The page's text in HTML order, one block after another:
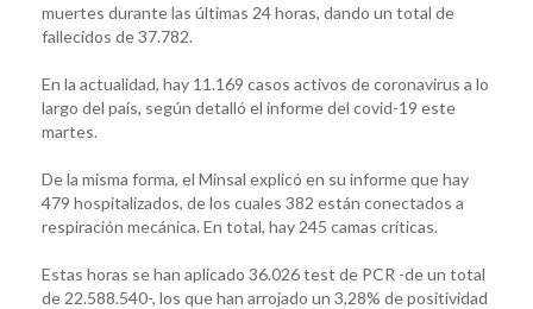
muertes durante las últimas 24 horas, dando un total de
fallecidos de 37.782.
En la actualidad, hay 11.169 casos activos de coronavirus a lo
largo del país, según detalló el informe del covid-19 este
martes.
De la misma forma, el Minsal explicó en su informe que hay
479 hospitalizados, de los cuales 382 están conectados a
respiración mecánica. En total, hay 245 camas críticas.
Estas horas se han aplicado 36.026 test de PCR -de un total
de 22.588.540-, los que han arrojado un 3,28% de positividad